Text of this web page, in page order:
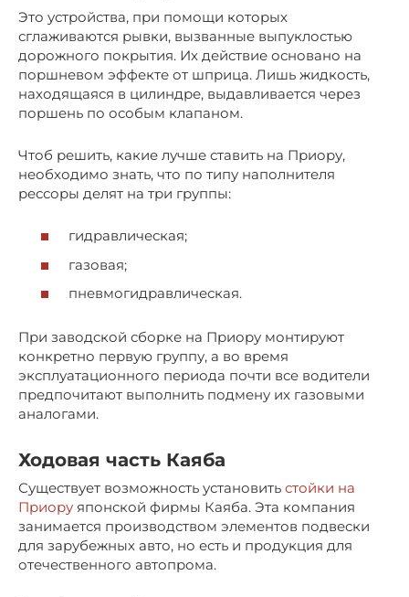
Это устройства, при помощи которых
сглаживаются рывки, вызванные выпуклостью
дорожного покрытия. Их действие основано на
поршневом эффекте от шприца. Лишь жидкость,
находящаяся в цилиндре, выдавливается через
поршень по особым клапаном.
Чтоб решить, какие лучше ставить на Приору,
необходимо знать, что по типу наполнителя
рессоры делят на три группы:
гидравлическая;
газовая;
пневмогидравлическая.
При заводской сборке на Приору монтируют
конкретно первую группу, а во время
эксплуатационного периода почти все водители
предпочитают выполнить подмену их газовыми
аналогами.
Ходовая часть Каяба
Существует возможность установить стойки на
Приору японской фирмы Каяба. Эта компания
занимается производством элементов подвески
для зарубежных авто, но есть и продукция для
отечественного автопрома.